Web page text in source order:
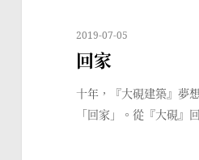
2019-07-05
回家
十年，『大硯建築』夢
「回家」。從『大硯』